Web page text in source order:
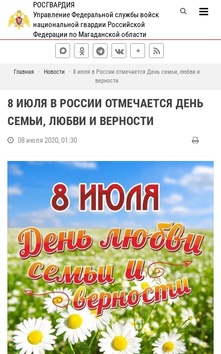
РОСГВАРДИЯ
Управление Федеральной службы войск
национальной гвардии Российской
Федерации по Магаданской области
Главная Новости
8 июля в России отмечается День семьи, любви и
верности
8 ИЮЛЯ В РОССИИ ОТМЕЧАЕТСЯ ДЕНЬ
СЕМЬИ, ЛЮБВИ И ВЕРНОСТИ
08 июля 2020, 01:30